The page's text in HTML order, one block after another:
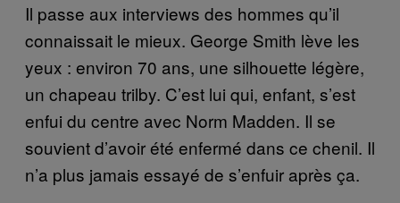
Il passe aux interviews des hommes qu’il
connaissait le mieux. George Smith lève les
yeux : environ 70 ans, une silhouette légère,
un chapeau trilby. C’est lui qui, enfant, s’est
enfui du centre avec Norm Madden. Il se
souvient d’avoir été enfermé dans ce chenil. Il
n’a plus jamais essayé de s’enfuir après ça.